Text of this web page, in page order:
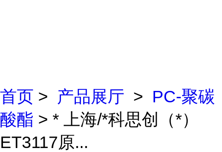
首页 > 产品展厅 > PC-聚碳
酸酯 > * 上海/*科思创（*）
ET3117原...